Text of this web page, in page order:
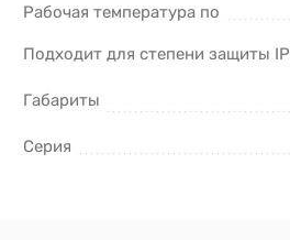
Рабочая температура по
Подходит для степени защиты IP
Габариты
Серия